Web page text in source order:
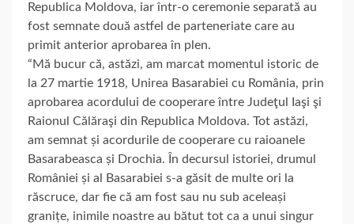
Republica Moldova, iar într-o ceremonie separată au
fost semnate două astfel de parteneriate care au
primit anterior aprobarea în plen.
“Mă bucur că, astăzi, am marcat momentul istoric de
la 27 martie 1918, Unirea Basarabiei cu România, prin
aprobarea acordului de cooperare între Judeţul Iaşi şi
Raionul Călăraşi din Republica Moldova. Tot astăzi,
am semnat și acordurile de cooperare cu raioanele
Basarabeasca și Drochia. În decursul istoriei, drumul
României și al Basarabiei s-a găsit de multe ori la
răscruce, dar fie că am fost sau nu sub aceleași
granițe, inimile noastre au bătut tot ca a unui singur